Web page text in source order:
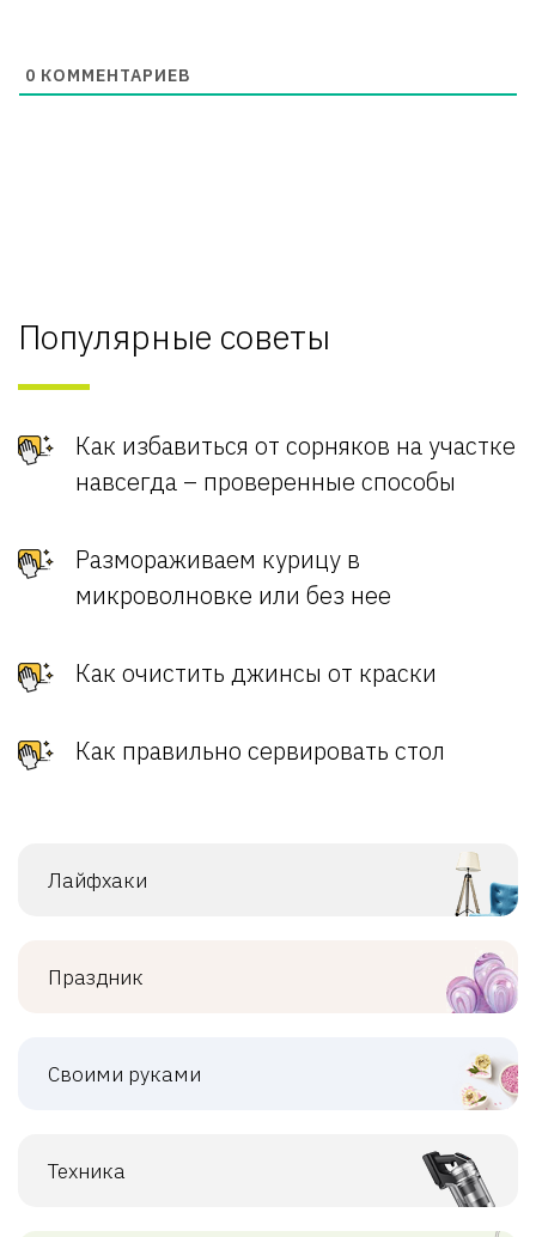
0 КОММЕНТАРИЕВ
Популярные советы
Как избавиться от сорняков на участке
навсегда – проверенные способы
Размораживаем курицу в
микроволновке или без нее
Как очистить джинсы от краски
Как правильно сервировать стол
Лайфхаки
Праздник
Своими руками
Техника